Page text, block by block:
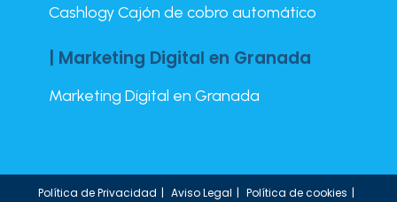
Cashlogy Cajón de cobro automático
| Marketing Digital en Granada
Marketing Digital en Granada
Política de Privacidad Aviso Legal Política de cookies